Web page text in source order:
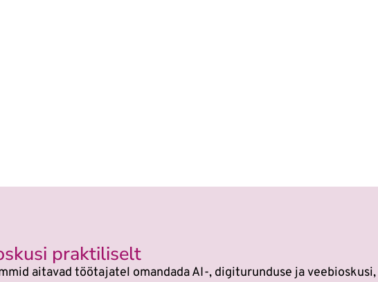
praktiliselt
aitavad töötajatel omandada AI-, digiturunduse ja veebioskusi,